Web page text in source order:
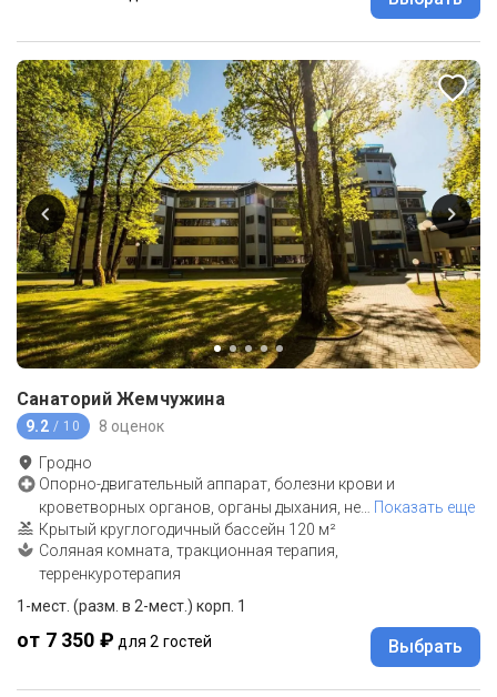
Санаторий Жемчужина
9.2 / 10 8 оценок
Гродно
Опорно-двигательный аппарат, болезни крови и
кроветворных органов, органы дыхания, не… Показать еще
Крытый круглогодичный бассейн 120 м²
Соляная комната, тракционная терапия,
терренкуротерапия
1-мест. (разм. в 2-мест.) корп. 1
от 7 350 ₽ для 2 гостей Выбрать